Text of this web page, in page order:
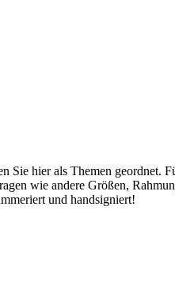
Sie hier als Themen
wie andere Größen,
und handsigniert!